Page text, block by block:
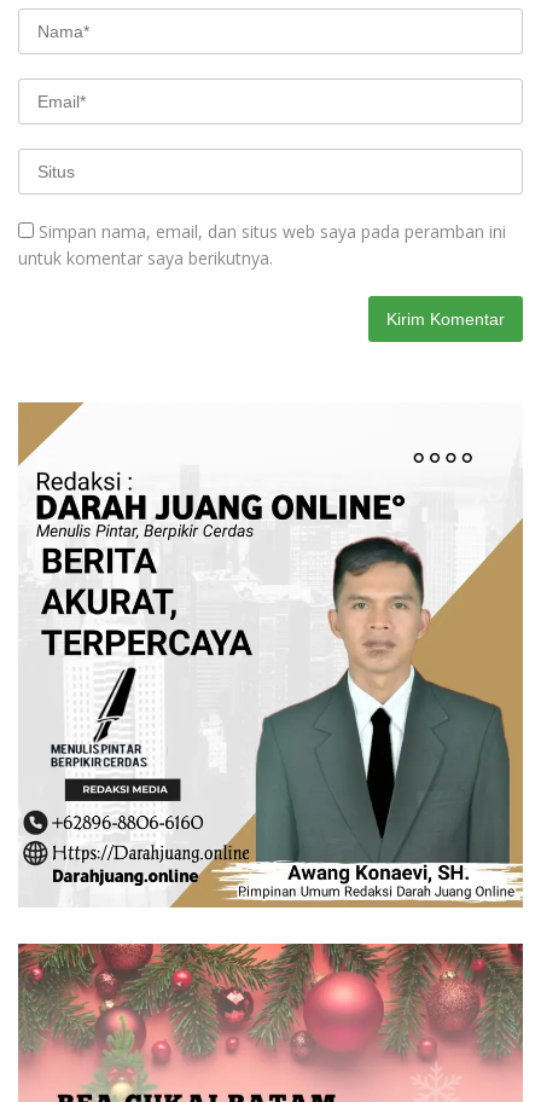
Simpan nama, email, dan situs web saya pada peramban ini
untuk komentar saya berikutnya.